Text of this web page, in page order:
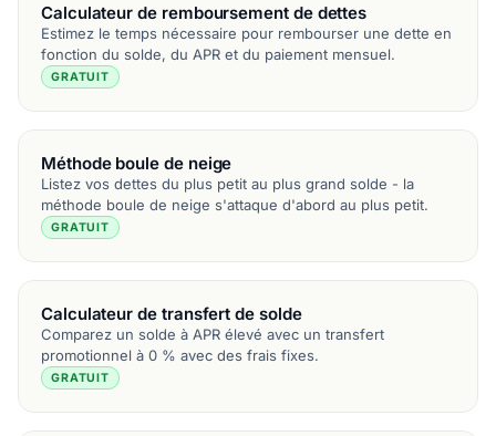
Calculateur de remboursement de dettes
Estimez le temps nécessaire pour rembourser une dette en
fonction du solde, du APR et du paiement mensuel.
GRATUIT
Méthode boule de neige
Listez vos dettes du plus petit au plus grand solde - la
méthode boule de neige s'attaque d'abord au plus petit.
GRATUIT
Calculateur de transfert de solde
Comparez un solde à APR élevé avec un transfert
promotionnel à 0 % avec des frais fixes.
GRATUIT